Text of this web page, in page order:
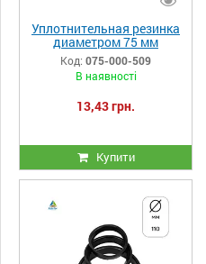
Уплотнительная резинка
диаметром 75 мм
Код: 075-000-509
В наявності
13,43 грн.
Купити